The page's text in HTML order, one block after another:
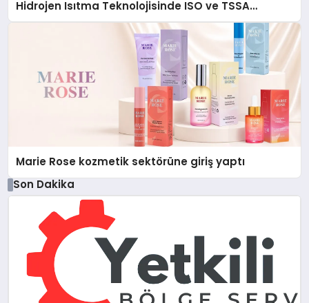
Hidrojen Isıtma Teknolojisinde ISO ve TSSA
Düzenleyici Onaylarını Aldı
Marie Rose kozmetik sektörüne giriş yaptı
Son Dakika